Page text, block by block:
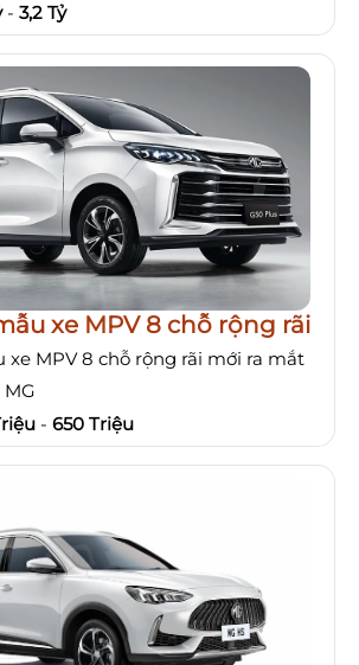
- 3,2 Tỷ
xe MPV 8 chỗ rộng rãi
xe MPV 8 chỗ rộng rãi mới ra mắt
- 650 Triệu